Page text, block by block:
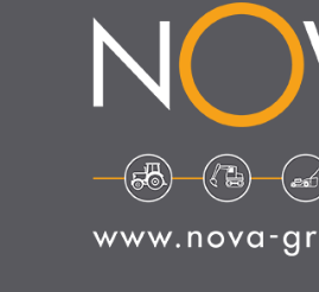
SUIVEZ-NOUS